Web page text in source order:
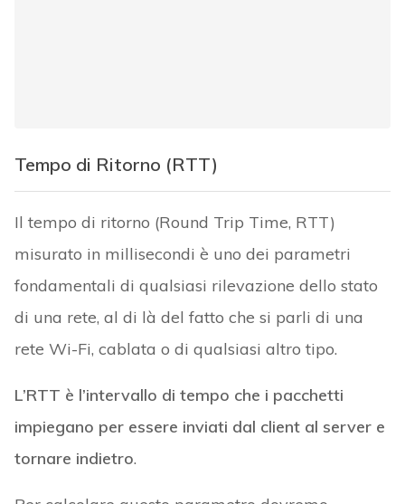
Tempo di Ritorno (RTT)
Il tempo di ritorno (Round Trip Time, RTT)
misurato in millisecondi è uno dei parametri
fondamentali di qualsiasi rilevazione dello stato
di una rete, al di là del fatto che si parli di una
rete Wi-Fi, cablata o di qualsiasi altro tipo.
L’RTT è l’intervallo di tempo che i pacchetti
impiegano per essere inviati dal client al server e
tornare indietro.